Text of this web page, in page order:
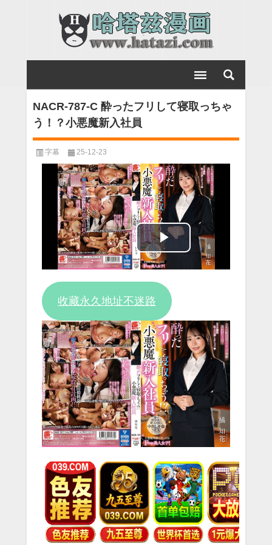
NACR-787-C 酔ったフリして寝取っちゃ
う！？小悪魔新入社員
字幕 25-12-23
Play
收藏永久地址不迷路